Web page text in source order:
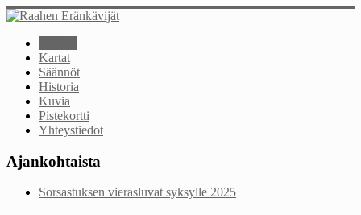
Kartat
Säännöt
Historia
Kuvia
Pistekortti
Yhteystiedot
Ajankohtaista
Sorsastuksen vierasluvat syksylle 2025